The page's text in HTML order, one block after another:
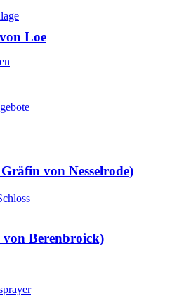
Loe
von Nesselrode)
von Berenbroick)